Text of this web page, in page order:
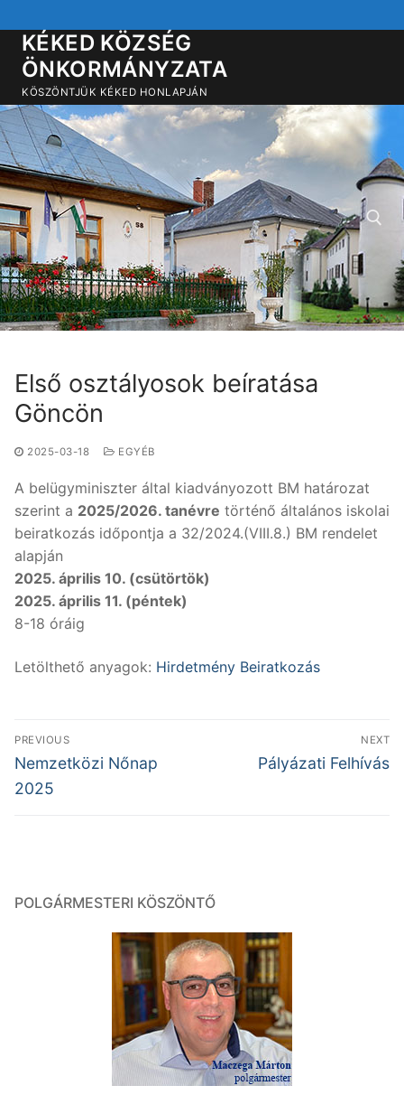
a
tartalomra
KÉKED KÖZSÉG
ÖNKORMÁNYZATA
KÖSZÖNTJÜK KÉKED HONLAPJÁN
Keresése:
Első osztályosok beíratása
Göncön
2025-03-18 EGYÉB
A belügyminiszter által kiadványozott BM határozat
szerint a 2025/2026. tanévre történő általános iskolai
beiratkozás időpontja a 32/2024.(VIII.8.) BM rendelet
alapján
2025. április 10. (csütörtök)
2025. április 11. (péntek)
8-18 óráig
Letölthető anyagok: Hirdetmény Beiratkozás
Bejegyzés
navigáció
PREVIOUS
Previous
post:
Nemzetközi Nőnap
2025
NEXT
Next
Pályázati Felhívás
POLGÁRMESTERI KÖSZÖNTŐ